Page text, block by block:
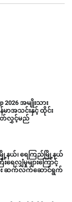
2026 အမျိုးသား
မာအသင်းနှင့် ထိုင်း
တ်လွှင့်မည်
ြို့နယ်၊ ရေကြည်မြို့နယ်
ေလျှံမှုများကြောင့်
း ဆက်လက်ဆောင်ရွက်